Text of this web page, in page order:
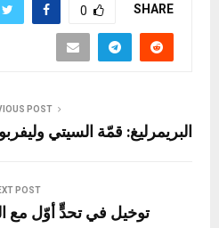
SHARE
0
POST
البريمرليغ: قمّة السيتي
POST
توخيل في تحدٍّ أوّل مع